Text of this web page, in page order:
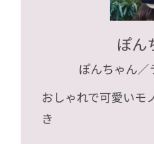
ぽん
ぽんちゃん／
おしゃれで可愛いモ
き